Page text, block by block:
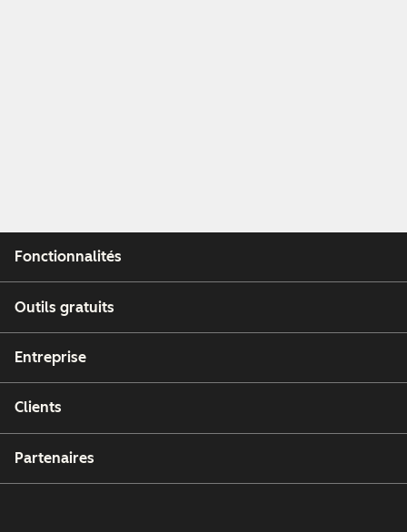
Fonctionnalités
Outils gratuits
Entreprise
Clients
Partenaires